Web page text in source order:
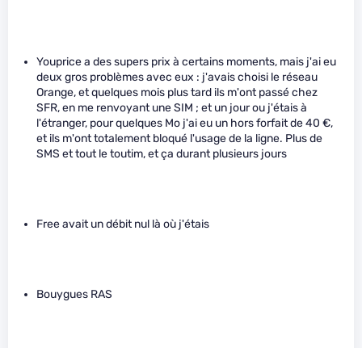
Youprice a des supers prix à certains moments, mais j'ai eu
deux gros problèmes avec eux : j'avais choisi le réseau
Orange, et quelques mois plus tard ils m'ont passé chez
SFR, en me renvoyant une SIM ; et un jour ou j'étais à
l'étranger, pour quelques Mo j'ai eu un hors forfait de 40 €,
et ils m'ont totalement bloqué l'usage de la ligne. Plus de
SMS et tout le toutim, et ça durant plusieurs jours
Free avait un débit nul là où j'étais
Bouygues RAS